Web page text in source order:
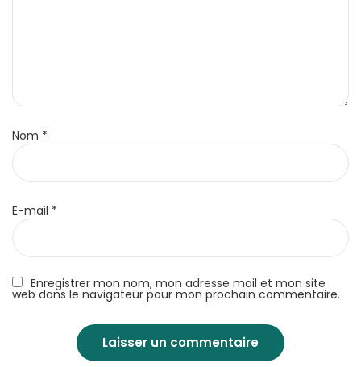
Enregistrer mon nom, mon adresse mail et mon site
web dans le navigateur pour mon prochain commentaire.
Nom *
E-mail *